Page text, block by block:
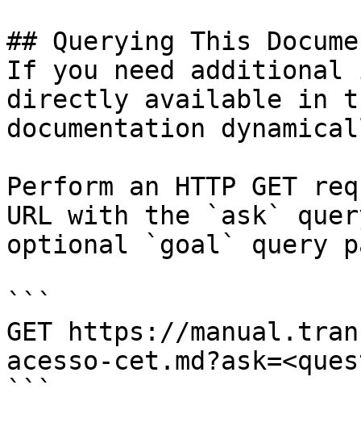
## Querying This
If you need
directly available in
documentation
Perform an HTTP GET
URL with the `ask`
optional `goal` query
```
GET https://
acesso-
```